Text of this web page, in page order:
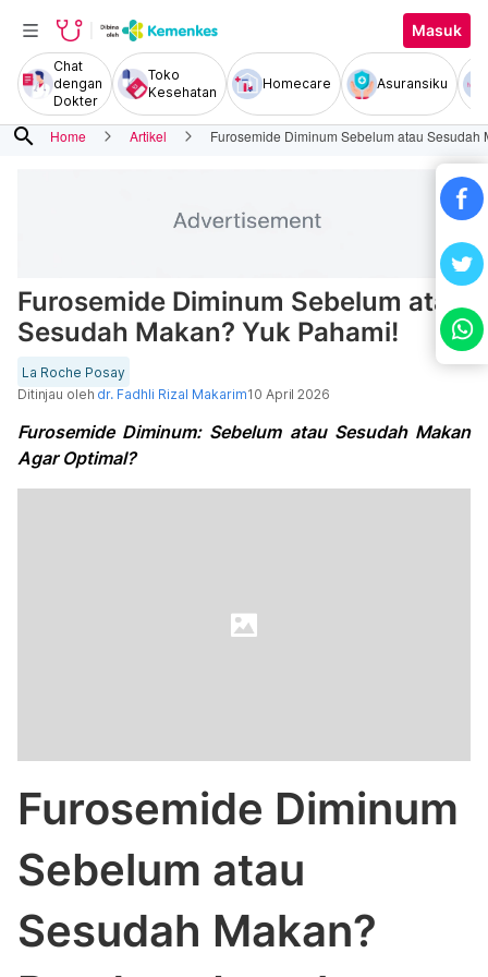
Masuk
Chat
dengan
Dokter
Toko
Kesehatan
Homecare Asuransiku
search Home Artikel Furosemide Diminum Sebelum atau Sesudah
Furosemide Diminum Sebelum atau
Sesudah Makan? Yuk Pahami!
La Roche Posay
Ditinjau oleh dr. Fadhli Rizal Makarim10 April 2026
Furosemide Diminum: Sebelum atau Sesudah Makan
Agar Optimal?
Furosemide Diminum
Sebelum atau
Sesudah Makan?